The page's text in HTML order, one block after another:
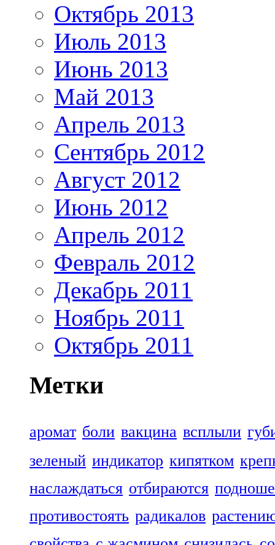
Октябрь 2013
Июль 2013
Июнь 2013
Май 2013
Апрель 2013
Сентябрь 2012
Август 2012
Июнь 2012
Апрель 2012
Февраль 2012
Декабрь 2011
Ноябрь 2011
Октябрь 2011
Метки
аромат боли вакцина всплыли
зеленый индикатор кипятком
наслаждаться отбираются
противостоять радикалов